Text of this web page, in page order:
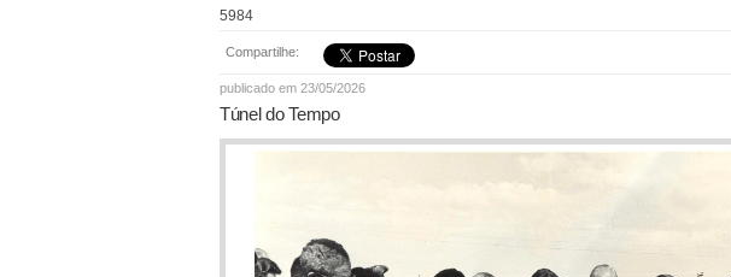
5984
Compartilhe:
publicado em 23/05/2026
Túnel do Tempo